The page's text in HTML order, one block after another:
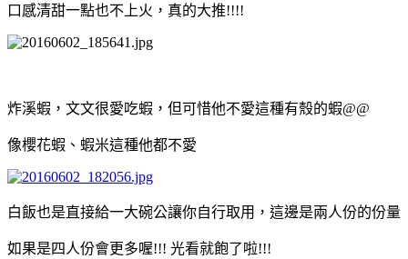
口感清甜一點也不上火，真的大推!!!!
炸溪蝦，文文很愛吃蝦，但可惜他不愛這種有殼的蝦@@
像櫻花蝦、蝦米這種他都不愛
白飯也是直接給一大碗公讓你自行取用，這邊是兩人份的份量
如果是四人份會更多喔!!! 光看就飽了啦!!!